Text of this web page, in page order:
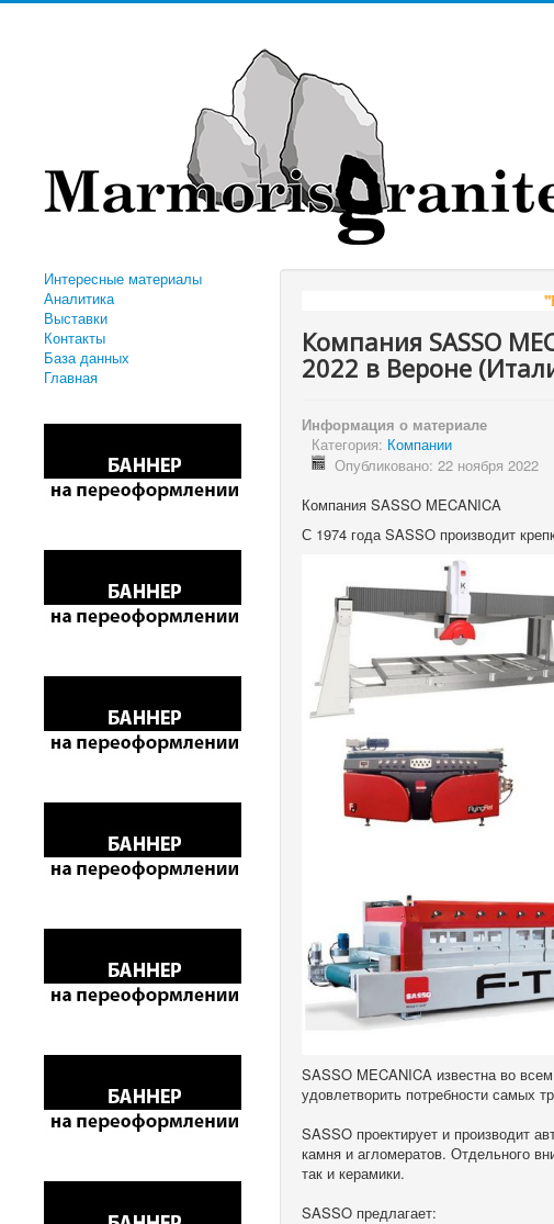
Интересные материалы
Аналитика
Выставки
Контакты
База данных
Главная
"КОМПАНИЯ
Компания SASSO
2022 в Вероне
Информация о материале
Категория: Компании
Опубликовано: 22 ноября 2022
Компания SASSO MECANICA
С 1974 года SASSO производит
SASSO MECANICA известна во
удовлетворить потребности самых
SASSO проектирует и производит
камня и агломератов. Отдельного
так и керамики.
SASSO предлагает: